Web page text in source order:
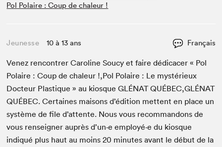
Pol Polaire : Coup de chaleur !
Jeunesse 10 à 13 ans Français
Venez ren­con­tr­er Car­o­line Soucy et faire dédi­cac­er « Pol
Polaire : Coup de chaleur !,Pol Polaire : Le mys­térieux
Doc­teur Plas­tique » au kiosqueGLÉ­NAT QUÉBEC,GLÉNAT
QUÉBEC. Cer­taines maisons d’édi­tion met­tent en place un
sys­tème de file d’at­tente. Nous vous recom­man­dons de
vous ren­seign­er auprès d’un·e employé·e du kiosque
indiqué plus haut au moins20 min­utes avant le début de la